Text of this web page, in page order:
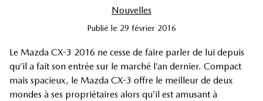
Nouvelles
Publié le 29 février 2016
Le Mazda CX-3 2016 ne cesse de faire parler de lui depuis
qu’il a fait son entrée sur le marché l’an dernier. Compact
mais spacieux, le Mazda CX-3 offre le meilleur de deux
mondes à ses propriétaires alors qu’il est amusant à